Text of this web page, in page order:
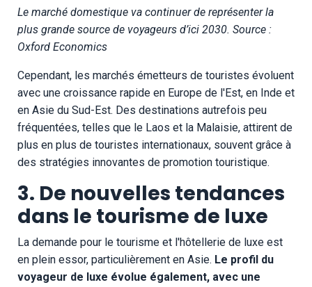
Le marché domestique va continuer de représenter la
plus grande source de voyageurs d’ici 2030. Source :
Oxford Economics
Cependant, les marchés émetteurs de touristes évoluent
avec une croissance rapide en Europe de l'Est, en Inde et
en Asie du Sud-Est. Des destinations autrefois peu
fréquentées, telles que le Laos et la Malaisie, attirent de
plus en plus de touristes internationaux, souvent grâce à
des stratégies innovantes de promotion touristique.
3. De nouvelles tendances
dans le tourisme de luxe
La demande pour le tourisme et l'hôtellerie de luxe est
en plein essor, particulièrement en Asie. Le profil du
voyageur de luxe évolue également, avec une